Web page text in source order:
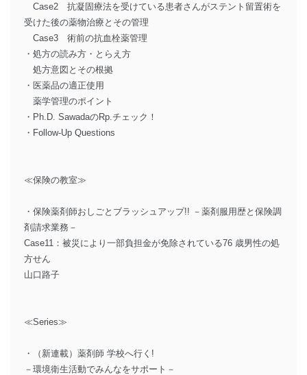
Case2 抗凝固療法を受けている患者さんがステント留置術を
受けた後の薬物治療とその管理
Case3 術前の抗血栓薬管理
・処方の読み方・とらえ方
処方意図とその根拠
・医薬品の適正使用
薬学管理のポイント
・Ph.D. SawadaのRp.チェック！
・Follow-Up Questions
≪保険の教室≫
・保険薬剤師おしごとブラッシュアップ!! －薬剤服用歴と保険調
剤請求業務－
Case11：被災により一部負担金が免除されている76 歳男性の処
方せん
山口路子
≪Series≫
・（新連載）薬剤師 学校へ行く!
－環境衛生活動でみんなをサポート－